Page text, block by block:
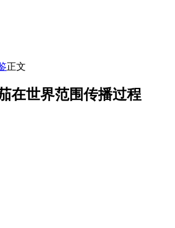
正文
在世界范围传播过程